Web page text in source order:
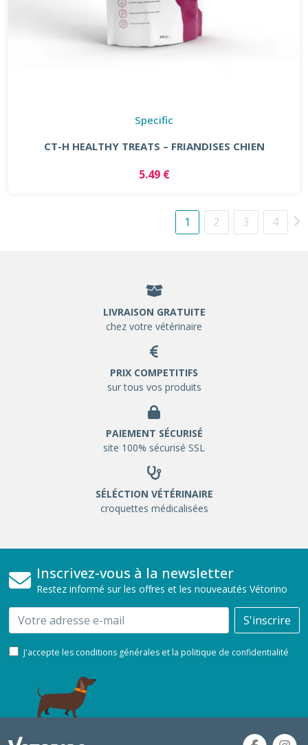
Specific
CT-H HEALTHY TREATS – FRIANDISES CHIEN
5.49 €
1 2 3 4
LIVRAISON GRATUITE
chez votre vétérinaire
PRIX COMPETITIFS
sur tous vos produits
PAIEMENT SÉCURISÉ
site 100% sécurisé SSL
SÉLÉCTION VÉTÉRINAIRE
croquettes médicalisées
Inscrivez-vous à la newsletter
Restez informé sur les offres et les nouveautés Vétorino
Email S'inscrire
J'accepte les conditions générales et la politique de confidentialité